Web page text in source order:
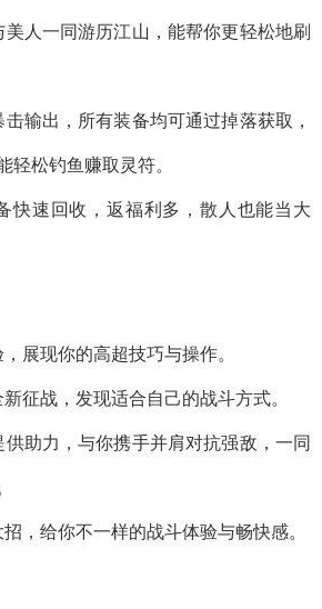
人一同游历江山，能帮你更轻松地刷
输出，所有装备均可通过掉落获取，
轻松钓鱼赚取灵符。
快速回收，返福利多，散人也能当大
展现你的高超技巧与操作。
征战，发现适合自己的战斗方式。
助力，与你携手并肩对抗强敌，一同
，给你不一样的战斗体验与畅快感。